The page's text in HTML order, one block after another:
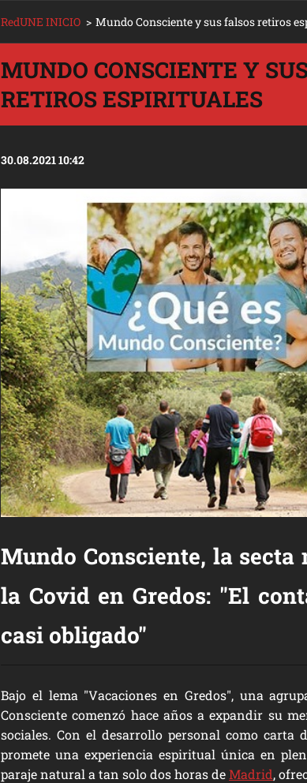
RedUNE INICIO > Mundo Consciente y sus falsos retiros
MUNDO CONSCIENTE Y
RETIROS ESPIRITUALES
30.08.2021 10:42
Mundo Consciente, la secta
la Covid en Gredos: "El
casi obligado"
Bajo el lema "Vacaciones en Gredos", una
Consciente comenzó hace años a expandir su
sociales. Con el desarrollo personal como carta
promete una experiencia espiritual única en
paraje natural a tan solo dos horas deMadrid,